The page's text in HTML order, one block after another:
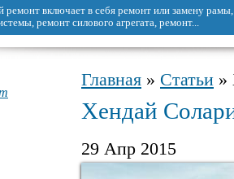
любого автомобиля. Однако в отличие от
сделав капремонт.
Вы здесь
Главная » Статьи »
Хендай
29 Апр 2015